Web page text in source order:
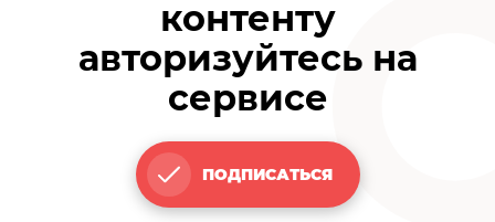
контенту
авторизуйтесь на
сервисе
ПОДПИСАТЬСЯ